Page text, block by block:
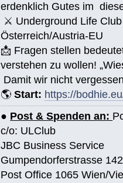
erdenklich Gutes im
⚔ Underground Life
Österreich/Austria-EU
📩 Fragen stellen
verstehen zu wollen!
Damit wir nicht
🌎Start: https://
● Post & Spenden an:
c/o: ULClub
JBC Business Service
Gumpendorferstrasse 142
Post Office 1065 Wien/